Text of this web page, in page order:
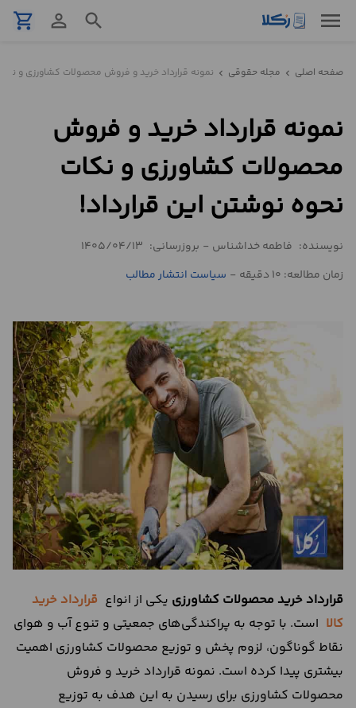
menu
search
person_outline
shopping_cart
نمونه
تنظیم
مشاوره
حقوقی
استعلام
ما
تماس
با
ما
صفحه اصلی chevron_left مجله حقوقی chevron_left نمونه قرارداد خرید و فروش محصولات کشاورزی و
نمونه قرارداد خرید و فروش
محصولات کشاورزی و نکات
نحوه نوشتن این قرارداد!
نویسنده: فاطمه خداشناس - بروزرسانی: 1405/04/13
زمان مطالعه: 10 دقیقه
- سیاست انتشار مطالب
قرارداد خرید محصولات کشاورزی یکی از انواع قرارداد خرید
کالا است. با توجه به پراکندگی‌های جمعیتی و تنوع آب و هوای
نقاط گوناگون، لزوم پخش و توزیع محصولات کشاورزی اهمیت
بیشتری پیدا کرده است. نمونه قرارداد خرید و فروش
محصولات کشاورزی برای رسیدن به این هدف به توزیع